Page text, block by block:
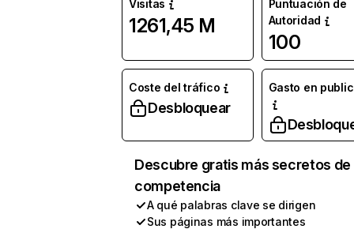
Visitas
1261,45 M
Puntuación de
Autoridad
100
Coste del tráfico
Desbloquear
Gasto en
Descubre gratis más secretos de
competencia
A qué palabras clave se dirigen
Sus páginas más importantes